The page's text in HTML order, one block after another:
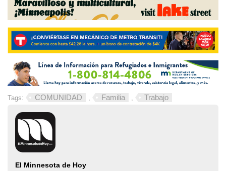
Tags: COMUNIDAD , Familia , Trabajo
El Minnesota de Hoy